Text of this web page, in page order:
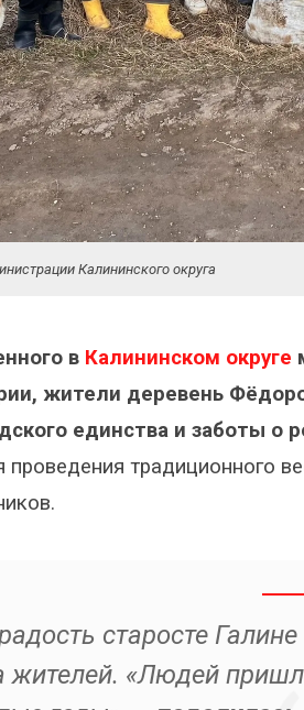
Калининского округа
в Калининском округе
жители деревень
единства и заботы о
традиционного
старосте
жителей. «Людей